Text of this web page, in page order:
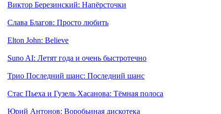
Виктор Березинский: Напёрсточки
Слава Благов: Просто любить
Elton John: Believe
Suno AI: Летят года и очень быстротечно
Трио Последний шанс: Последний шанс
Стас Пьеха и Гузель Хасанова: Тёмная полоса
Юрий Антонов: Воробьиная дискотека